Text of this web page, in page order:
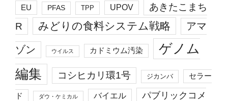
EU PFAS TPP UPOV
あきたこまち
R
みどりの食料システム戦略 アマ
ゾン ウイルス カドミウム汚染
ゲノム
編集
コシヒカリ環1号 ジカンバ セラー
ド ダウ・ケミカル バイエル パブリックコメ